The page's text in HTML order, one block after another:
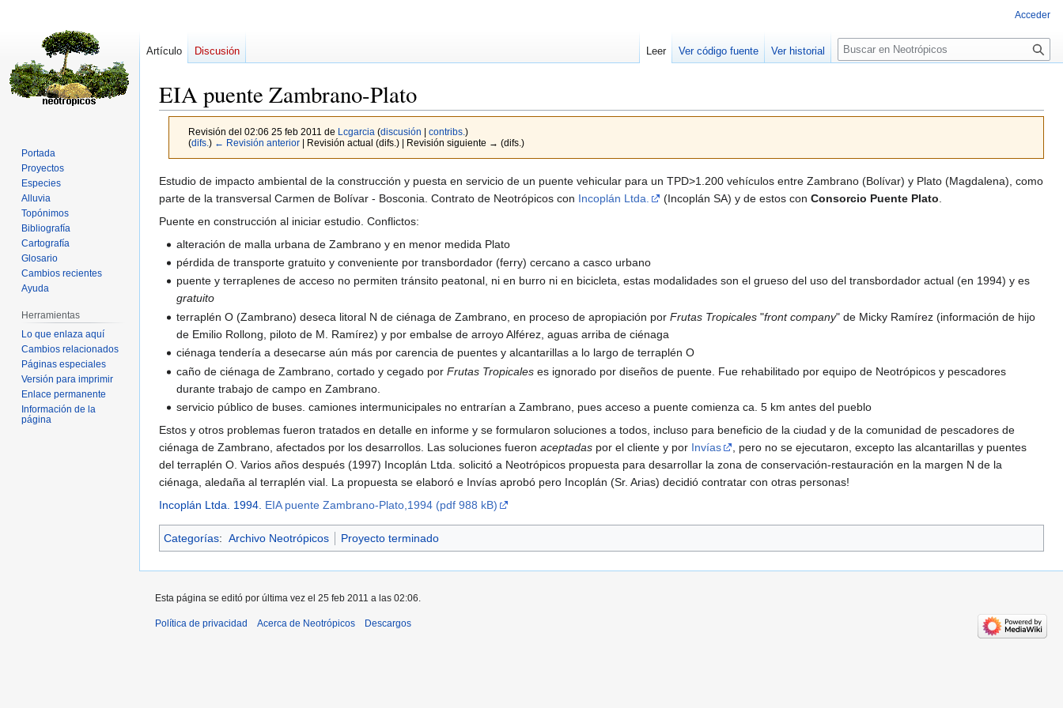
EIA puente Zambrano-Plato
Revisión del 02:06 25 feb 2011 de Lcgarcia (discusión contribs. )
(difs. ) ← Revisión anterior| Revisión actual (difs.) | Revisión siguiente → (difs.)
Ir
a
la
Ir
a
la
Estudio de impacto ambiental de la construcción y puesta en servicio de un puente vehicular para un TPD>1.200 vehículos entre Zambrano (Bolívar) y Plato (Magdalena), como
parte de la transversal Carmen de Bolívar - Bosconia. Contrato de Neotrópicos con Incoplán Ltda. (Incoplán SA) y de estos con Consorcio Puente Plato
Puente en construcción al iniciar estudio. Conflictos:
alteración de malla urbana de Zambrano y en menor medida Plato
pérdida de transporte gratuito y conveniente por transbordador (ferry) cercano a casco urbano
puente y terraplenes de acceso no permiten tránsito peatonal, ni en burro ni en bicicleta, estas modalidades son el grueso del uso del transbordador actual (en 1994) y es
gratuito
terraplén O (Zambrano) deseca litoral N de ciénaga de Zambrano, en proceso de apropiación porFrutas Tropicales "front company" de Micky Ramírez (información de hijo
de Emilio Rollong, piloto de M. Ramírez) y por embalse de arroyo Alférez, aguas arriba de ciénaga
ciénaga tendería a desecarse aún más por carencia de puentes y alcantarillas a lo largo de terraplén O
caño de ciénaga de Zambrano, cortado y cegado porFrutas Tropicales es ignorado por diseños de puente. Fue rehabilitado por equipo de Neotrópicos y pescadores
durante trabajo de campo en Zambrano.
servicio público de buses. camiones intermunicipales no entrarían a Zambrano, pues acceso a puente comienza ca. 5 km antes del pueblo
Estos y otros problemas fueron tratados en detalle en informe y se formularon soluciones a todos, incluso para beneficio de la ciudad y de la comunidad de pescadores de
ciénaga de Zambrano, afectados por los desarrollos. Las soluciones fueron aceptadas por el cliente y por Invías
, pero no se ejecutaron, excepto las alcantarillas y puentes
del terraplén O. Varios años después (1997) Incoplán Ltda. solicitó a Neotrópicos propuesta para desarrollar la zona de conservación-restauración en la margen N de la
ciénaga, aledaña al terraplén vial. La propuesta se elaboró e Invías aprobó pero Incoplán (Sr. Arias) decidió contratar con otras personas!
Incoplán Ltda. 1994. EIA puente Zambrano-Plato,1994 (pdf 988 kB)
Categorías: Archivo Neotrópicos Proyecto terminado
Acceder
Artículo Discusión Leer Ver código fuente Ver historial
Buscar
Portada
Proyectos
Especies
Alluvia
Topónimos
Bibliografía
Cartografía
Glosario
Cambios recientes
Ayuda
Herramientas
Lo que enlaza aquí
Cambios relacionados
Páginas especiales
Versión para imprimir
Enlace permanente
Información de la
página
Esta página se editó por última vez el 25 feb 2011 a las 02:06.
Política de privacidad Acerca de Neotrópicos Descargos